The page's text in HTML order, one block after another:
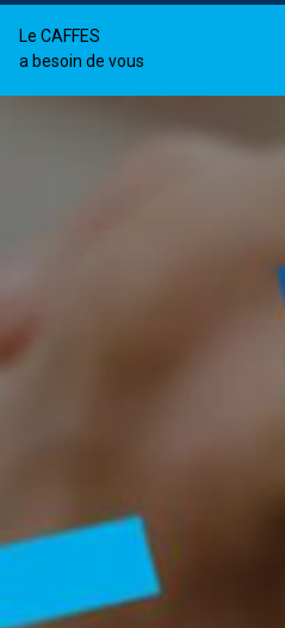
Le CAFFES
a besoin de vous